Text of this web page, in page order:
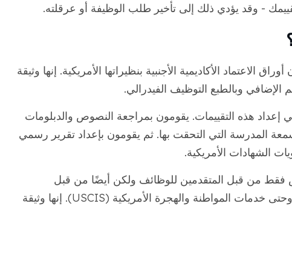
- وقد يؤدي ذلك إلى تأخير طلب الوظيفة أو عرقلته.
الاعتماد الأكاديمية الأجنبية بنظيراتها الأمريكية. إنها وثيقة
وبالطبع التوظيف الفيدرالي.
إعداد هذه التقييمات. يقومون بمراجعة النصوص والدبلومات
المدرسة التي التحقت بها. ثم يقومون بإعداد تقرير رسمي
الشهادات الأمريكية.
فقط من قبل المتقدمين للوظائف ولكن أيضًا من قبل
الجامعات ومجالس الترخيص المهنية وحتى خدمات المواطنة والهجرة الأمريكية (USCIS). إنها وثيقة